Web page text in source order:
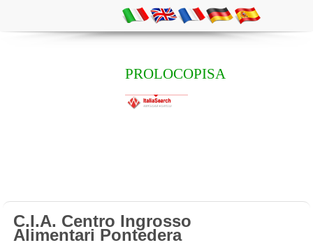
PROLOCOPISA
C.I.A. Centro Ingrosso
Alimentari Pontedera